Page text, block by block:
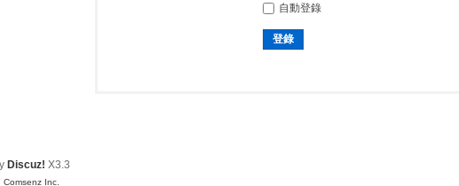
自動登錄
登錄
Discuz! X3.3
Comsenz Inc.